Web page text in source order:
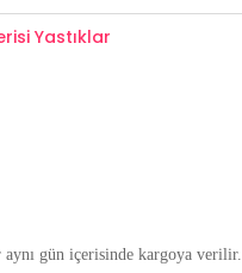
Yastıklar
aynı gün içerisinde kargoya verilir.